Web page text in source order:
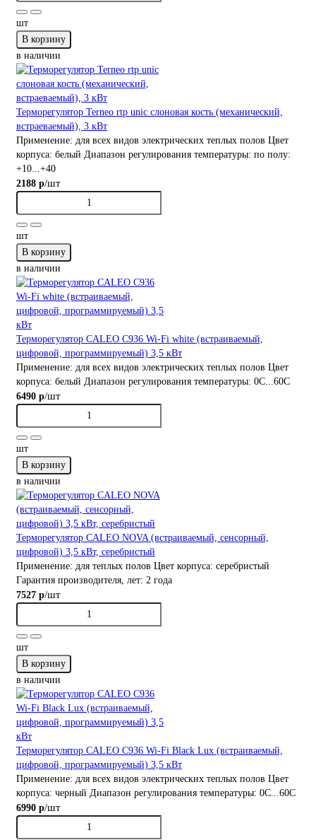
шт
В корзину
в наличии
Терморегулятор Terneo rtp unic слоновая кость (механический,
встраеваемый), 3 кВт
Применение: для всех видов электрических теплых полов Цвет
корпуса: белый Диапазон регулирования температуры: по полу:
+10...+40
2188 р/шт
шт
В корзину
в наличии
Терморегулятор CALEO С936 Wi-Fi white (встраиваемый,
цифровой, программируемый) 3,5 кВт
Применение: для всех видов электрических теплых полов Цвет
корпуса: белый Диапазон регулирования температуры: 0С...60С
6490 р/шт
шт
В корзину
в наличии
Терморегулятор CALEO NOVA (встраиваемый, сенсорный,
цифровой) 3,5 кВт, серебристый
Применение: для теплых полов Цвет корпуса: серебристый
Гарантия производителя, лет: 2 года
7527 р/шт
шт
В корзину
в наличии
Терморегулятор CALEO С936 Wi-Fi Black Lux (встраиваемый,
цифровой, программируемый) 3,5 кВт
Применение: для всех видов электрических теплых полов Цвет
корпуса: черный Диапазон регулирования температуры: 0С...60С
6990 р/шт